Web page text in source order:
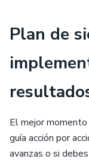
Plan de
El mejor
guía acción por
avanzas o si